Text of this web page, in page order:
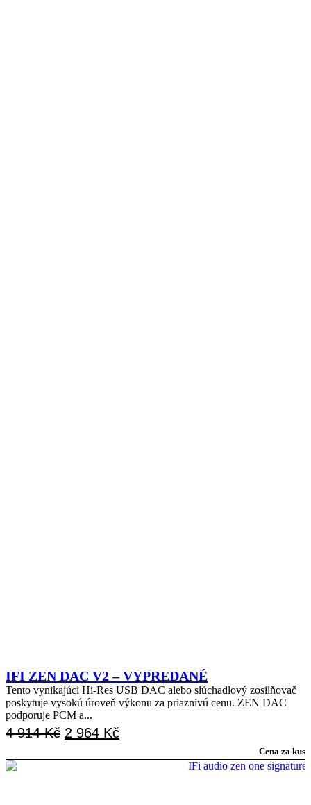
IFI ZEN DAC V2 – VYPREDANÉ
Tento vynikajúci Hi-Res USB DAC alebo slúchadlový zosilňovač
poskytuje vysokú úroveň výkonu za priaznivú cenu. ZEN DAC
podporuje PCM a...
4 914Kč Původní
2 964 KčAktuální
Cena za kus